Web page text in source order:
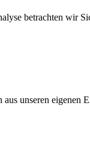
betrachten wir
unseren eigenen